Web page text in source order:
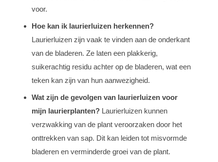
voor.
Hoe kan ik laurierluizen herkennen?
Laurierluizen zijn vaak te vinden aan de onderkant
van de bladeren. Ze laten een plakkerig,
suikerachtig residu achter op de bladeren, wat een
teken kan zijn van hun aanwezigheid.
Wat zijn de gevolgen van laurierluizen voor
mijn laurierplanten? Laurierluizen kunnen
verzwakking van de plant veroorzaken door het
onttrekken van sap. Dit kan leiden tot misvormde
bladeren en verminderde groei van de plant.